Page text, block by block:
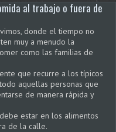
al trabajo o fuera de
donde el tiempo no
muy a menudo la
como las familias de
que recurre a los típicos
aquellas personas que
de manera rápida y
estar en los alimentos
de la calle.